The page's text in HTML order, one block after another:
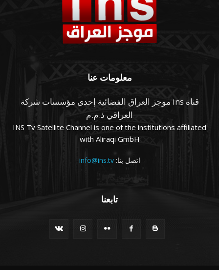
معلومات عنا
قناة ins موجز العراق الفضائية إحدى مؤسسات شركة
العراقي ذ.م.م
INS Tv Satellite Channel is one of the institutions affiliated
with Aliraqi GmbH
اتصل بنا:info@ins.tv
تابعنا